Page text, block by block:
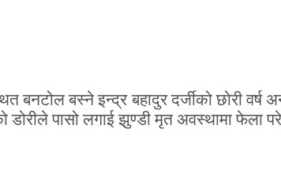
बनटोल बस्ने इन्द्र बहादुर दर्जीको छोरी
डोरीले पासो लगाई झुण्डी मृत अवस्थामा